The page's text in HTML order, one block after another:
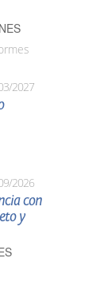
2027
2026
con
y